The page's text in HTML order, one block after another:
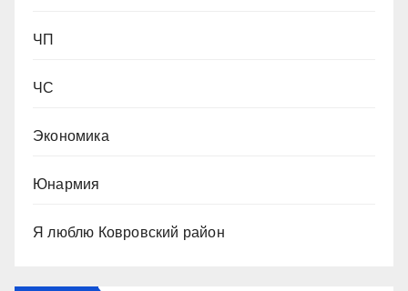
ЧП
ЧС
Экономика
Юнармия
Я люблю Ковровский район